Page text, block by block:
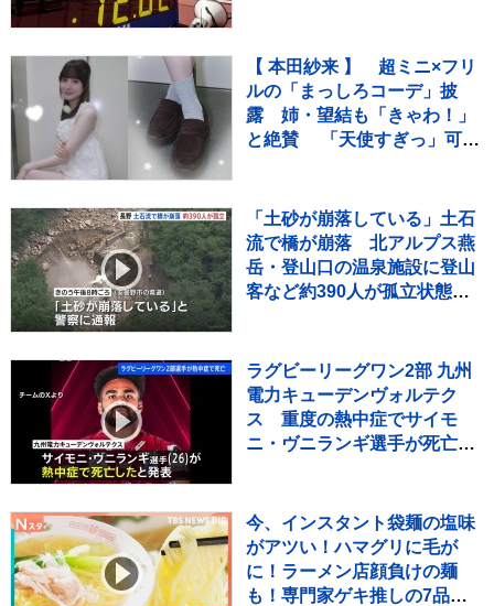
【 本田紗来 】 超ミニ×フリ
ルの「まっしろコーデ」披
露 姉・望結も「きゃわ！」
と絶賛 「天使すぎっ」可愛
「土砂が崩落している」土石
流で橋が崩落 北アルプス燕
岳・登山口の温泉施設に登山
客など約390人が孤立状態
ラグビーリーグワン2部 九州
電力キューデンヴォルテク
ス 重度の熱中症でサイモ
ニ・ヴニランギ選手が死亡と
今、インスタント袋麺の塩味
がアツい！ハマグリに毛が
に！ラーメン店顔負けの麺
も！専門家ゲキ推しの7品を